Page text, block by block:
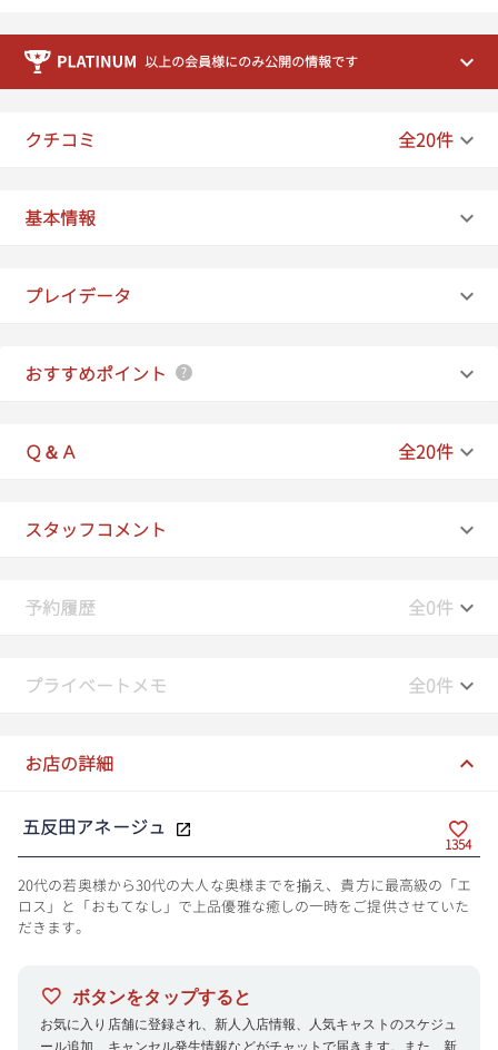
以上の会員様にのみ公開の情報です
クチコミ 全20件
基本情報
プレイデータ
おすすめポイント
Ｑ＆Ａ 全20件
スタッフコメント
予約履歴 全0件
プライベートメモ 全0件
お店の詳細
五反田アネージュ
1354
20代の若奥様から30代の大人な奥様までを揃え、貴方に最高級の「エ
ロス」と「おもてなし」で上品優雅な癒しの一時をご提供させていた
だきます。
ボタンをタップすると
お気に入り店舗に登録され、新人入店情報、人気キャストのスケジュ
ール追加、キャンセル発生情報などがチャットで届きます。また、新